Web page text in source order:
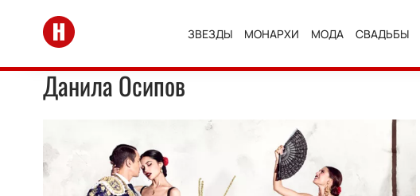
Перейти на главную
ЗВЕЗДЫ МОНАРХИ МОДА СВАДЬБЫ
Данила Осипов